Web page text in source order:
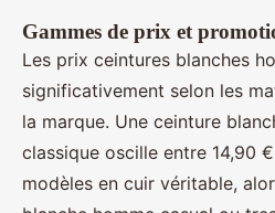
Gammes de prix et
Les prix ceintures blanches
significativement selon les
la marque. Une ceinture
classique oscille entre 14,90
modèles en cuir véritable,